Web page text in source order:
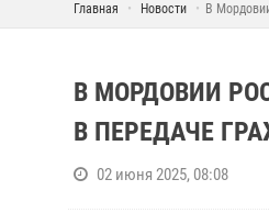
Главная Новости В
В МОРДОВИИ
В ПЕРЕДАЧЕ
02 июня 2025, 08:08